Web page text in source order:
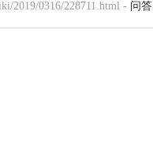
2019/0316/228711.html - 问答